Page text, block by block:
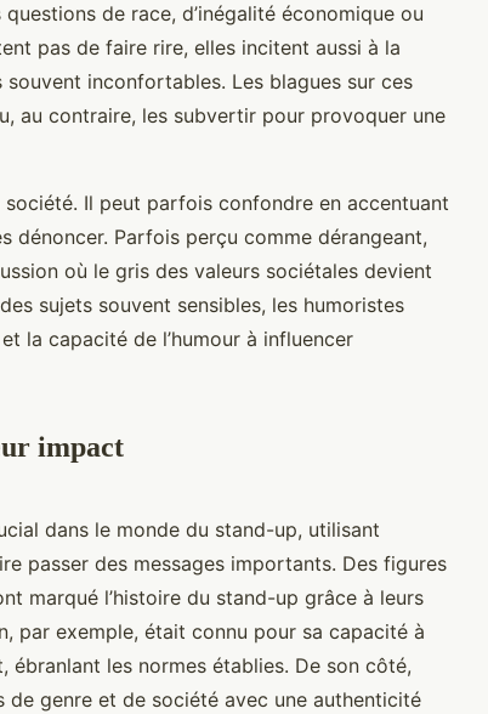
de race, d’inégalité économique ou
pas de faire rire, elles incitent aussi à la
inconfortables. Les blagues sur ces
au contraire, les subvertir pour provoquer une
Il peut parfois confondre en accentuant
dénoncer. Parfois perçu comme dérangeant,
où le gris des valeurs sociétales devient
sujets souvent sensibles, les humoristes
et la capacité de l’humour à influencer
impact
dans le monde du stand-up, utilisant
passer des messages importants. Des figures
marqué l’histoire du stand-up grâce à leurs
par exemple, était connu pour sa capacité à
les normes établies. De son côté,
genre et de société avec une authenticité